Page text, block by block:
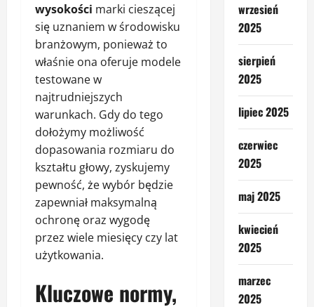
wysokości marki cieszącej
się uznaniem w środowisku
branżowym, ponieważ to
właśnie ona oferuje modele
testowane w
najtrudniejszych
warunkach. Gdy do tego
dołożymy możliwość
dopasowania rozmiaru do
kształtu głowy, zyskujemy
pewność, że wybór będzie
zapewniał maksymalną
ochronę oraz wygodę
przez wiele miesięcy czy lat
użytkowania.
Kluczowe normy,
wrzesień
2025
sierpień
2025
lipiec 2025
czerwiec
2025
maj 2025
kwiecień
2025
marzec
2025